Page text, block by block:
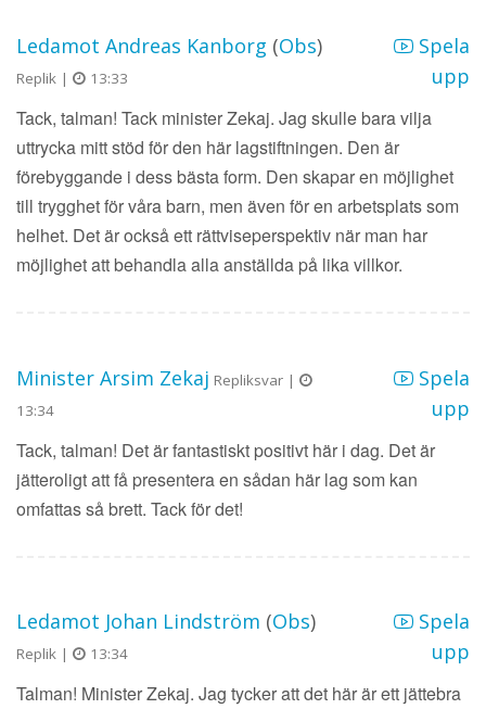
Ledamot Andreas Kanborg (Obs)
Replik | 13:33
Spela
upp
Tack, talman! Tack minister Zekaj. Jag skulle bara vilja
uttrycka mitt stöd för den här lagstiftningen. Den är
förebyggande i dess bästa form. Den skapar en möjlighet
till trygghet för våra barn, men även för en arbetsplats som
helhet. Det är också ett rättviseperspektiv när man har
möjlighet att behandla alla anställda på lika villkor.
Minister Arsim Zekaj Repliksvar |
13:34
Spela
upp
Tack, talman! Det är fantastiskt positivt här i dag. Det är
jätteroligt att få presentera en sådan här lag som kan
omfattas så brett. Tack för det!
Ledamot Johan Lindström (Obs)
Replik | 13:34
Spela
upp
Talman! Minister Zekaj. Jag tycker att det här är ett jättebra